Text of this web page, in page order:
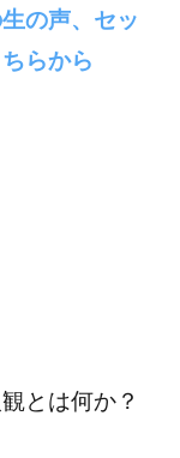
の声、セッ
らから
とは何か？